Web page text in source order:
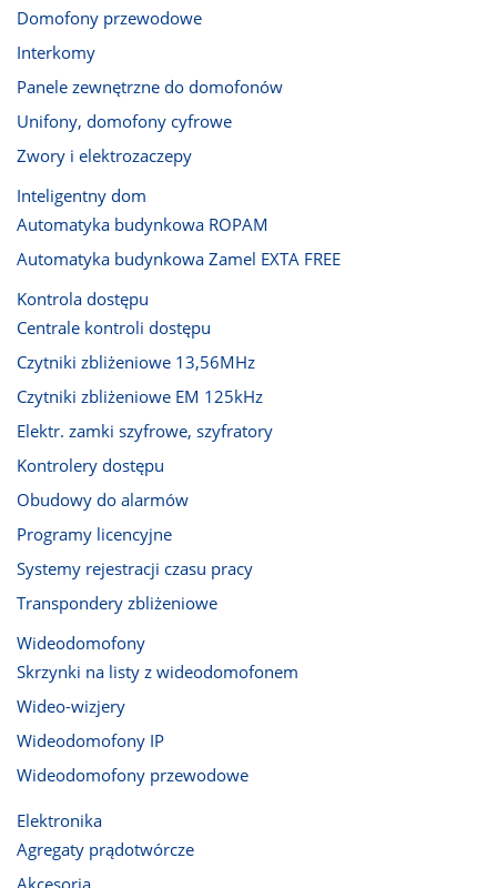
Domofony przewodowe
Interkomy
Panele zewnętrzne do domofonów
Unifony, domofony cyfrowe
Zwory i elektrozaczepy
Inteligentny dom
Automatyka budynkowa ROPAM
Automatyka budynkowa Zamel EXTA FREE
Kontrola dostępu
Centrale kontroli dostępu
Czytniki zbliżeniowe 13,56MHz
Czytniki zbliżeniowe EM 125kHz
Elektr. zamki szyfrowe, szyfratory
Kontrolery dostępu
Obudowy do alarmów
Programy licencyjne
Systemy rejestracji czasu pracy
Transpondery zbliżeniowe
Wideodomofony
Skrzynki na listy z wideodomofonem
Wideo-wizjery
Wideodomofony IP
Wideodomofony przewodowe
Elektronika
Agregaty prądotwórcze
Akcesoria